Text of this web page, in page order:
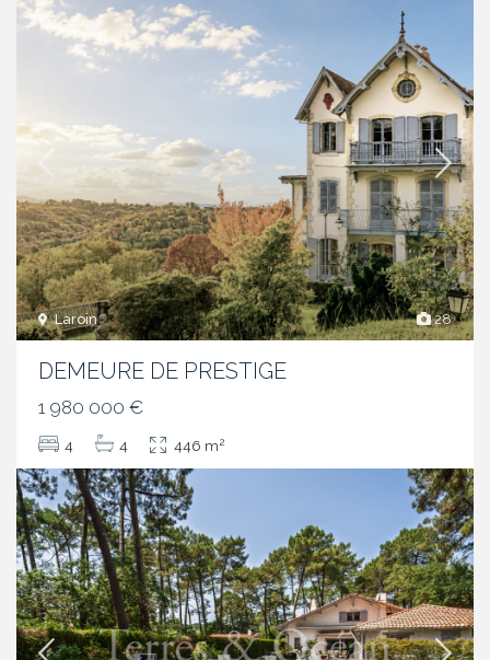
28
Laroin
DEMEURE DE PRESTIGE
1 980 000 €
4 4 446 m2